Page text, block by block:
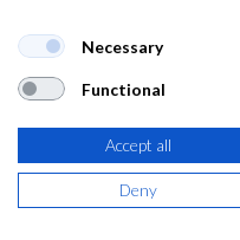
Llama al 91 875 3131 y
nuestra tienda de Pinto.
existencias.
Necessary
Functional
Accept all
Deny